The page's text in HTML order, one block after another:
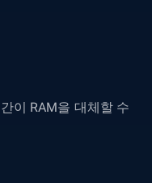
이 RAM을 대체할 수